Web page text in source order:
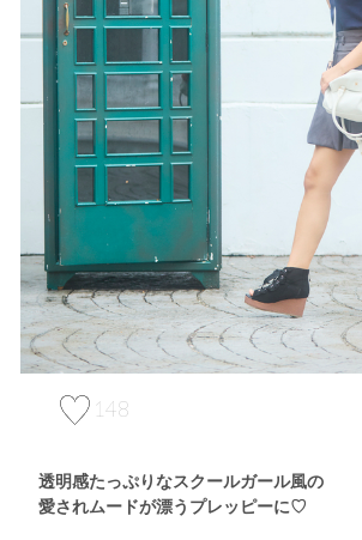
148
透明感たっぷりなスクールガール風の
愛されムードが漂うプレッピーに♡